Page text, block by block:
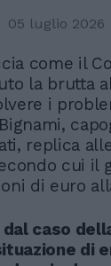
05 luglio 2026
come il
la brutta
i
replica
cui il
di euro
caso
di